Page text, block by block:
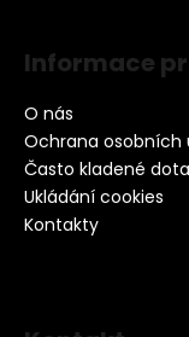
Informace
O nás
Ochrana osobních
Často kladené
Ukládání cookies
Kontakty